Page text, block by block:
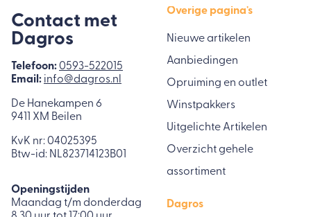
Contact met
Dagros
Telefoon:0593-522015
Email: info@dagros.nl
De Hanekampen 6
9411 XM Beilen
KvK nr: 04025395
Btw-id: NL823714123B01
Openingstijden
Maandag t/m donderdag
Overige pagina's
Nieuwe artikelen
Aanbiedingen
Opruiming en outlet
Winstpakkers
Uitgelichte Artikelen
Overzicht gehele
assortiment
Dagros